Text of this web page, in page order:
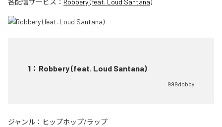
各配信サービス： Robbery (feat. Loud Santana)
1 ： Robbery (feat. Loud Santana)
999dobby
ジャンル： ヒップホップ/ラップ